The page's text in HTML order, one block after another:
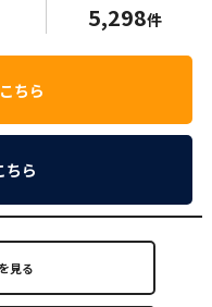
5,298件
ちら
ちら
見る